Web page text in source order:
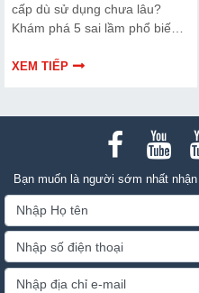
cấp dù sử dụng chưa lâu?
Khám phá 5 sai lầm phổ biến
khiến thiết bị nhanh hỏng,
XEM TIẾP
Bạn muốn là người sớm nhất